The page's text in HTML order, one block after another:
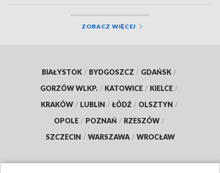
ZOBACZ WIĘCEJ
BIAŁYSTOK / BYDGOSZCZ / GDAŃSK /
GORZÓW WLKP. / KATOWICE / KIELCE /
KRAKÓW / LUBLIN / ŁÓDŹ / OLSZTYN /
OPOLE / POZNAŃ / RZESZÓW /
SZCZECIN / WARSZAWA / WROCŁAW